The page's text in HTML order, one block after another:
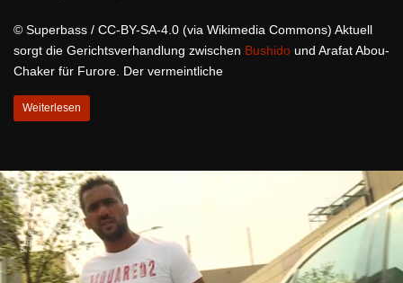
© Superbass / CC-BY-SA-4.0 (via Wikimedia Commons) Aktuell
sorgt die Gerichtsverhandlung zwischen Bushido und Arafat Abou-
Chaker für Furore. Der vermeintliche
Weiterlesen